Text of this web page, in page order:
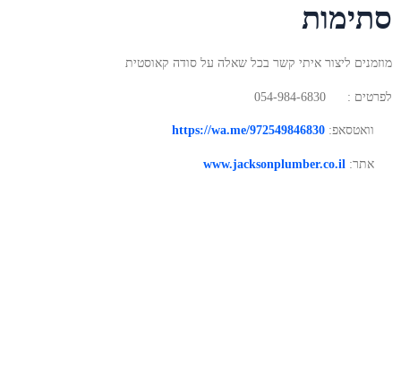
סתימות
מוזמנים ליצור איתי קשר בכל שאלה על סודה קאוסטית
לפרטים :
וואטסאפ: https://wa.me/972549846830
אתר: www.jacksonplumber.co.il